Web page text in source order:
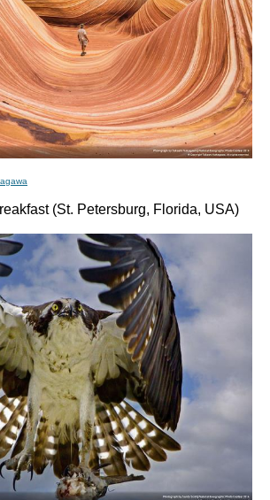
(St. Petersburg, Florida, USA)